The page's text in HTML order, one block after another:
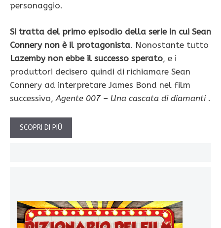
personaggio.
Si tratta del primo episodio della serie in cui Sean
Connery non è il protagonista. Nonostante tutto
Lazemby non ebbe il successo sperato, e i
produttori decisero quindi di richiamare Sean
Connery ad interpretare James Bond nel film
successivo,Agente 007 – Una cascata di diamanti.
SCOPRI DI PIÙ